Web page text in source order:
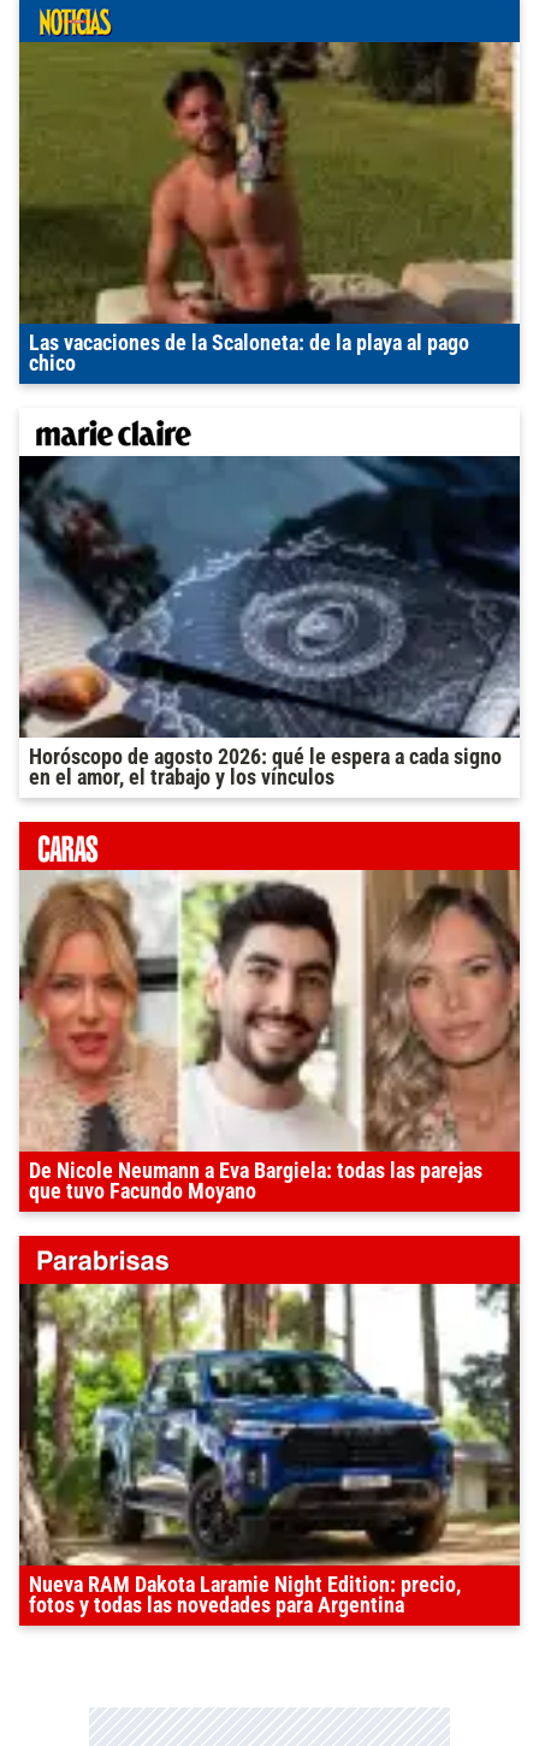
Las vacaciones de la Scaloneta: de la playa al pago
chico
Horóscopo de agosto 2026: qué le espera a cada signo
en el amor, el trabajo y los vínculos
De Nicole Neumann a Eva Bargiela: todas las parejas
que tuvo Facundo Moyano
Nueva RAM Dakota Laramie Night Edition: precio,
fotos y todas las novedades para Argentina